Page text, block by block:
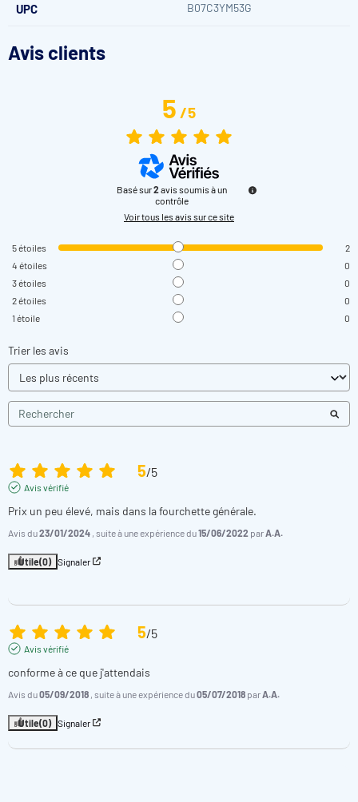
UPC B07C3YM53G
Avis clients
5/5
Basé sur2avis soumis à un
contrôle
Voir tous les avis sur ce site
5étoiles
2
4 étoiles
0
3étoiles
0
2étoiles
0
1 étoile 0
Trier les avis
5/5
Avis vérifié
Prix un peu élevé, mais dans la fourchette générale.
Avis du23/01/2024 , suite à une expérience du15/06/2022 parA.A.
Utile(0) Signaler
5/5
Avis vérifié
conforme à ce que j'attendais
Avis du05/09/2018 , suite à une expérience du05/07/2018 parA.A.
Utile(0) Signaler